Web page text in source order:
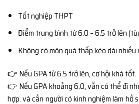
Tốt nghiệp THPT
Điểm trung bình từ 6.0 – 6.5 trở lên
Không có môn quá thấp kéo dài nhiều
👉 Nếu GPA từ 6.5 trở lên, cơ hội khá tốt.
👉 Nếu GPA khoảng 6.0, vẫn có thể đi
hợp. và cần người có kinh nghiệm làm hồ